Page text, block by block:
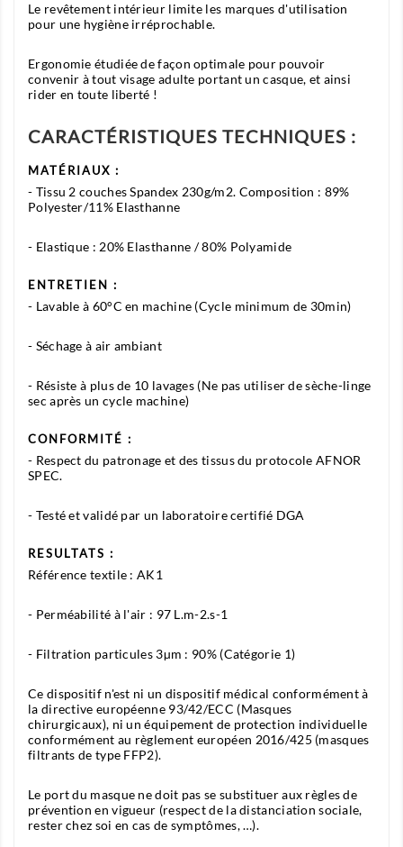
Le revêtement intérieur limite les marques d'utilisation
pour une hygiène irréprochable.
Ergonomie étudiée de façon optimale pour pouvoir
convenir à tout visage adulte portant un casque, et ainsi
rider en toute liberté !
CARACTÉRISTIQUES TECHNIQUES :
MATÉRIAUX :
- Tissu 2 couches Spandex 230g/m2. Composition : 89%
Polyester/11% Elasthanne
- Elastique : 20% Elasthanne / 80% Polyamide
ENTRETIEN :
- Lavable à 60°C en machine (Cycle minimum de 30min)
- Séchage à air ambiant
- Résiste à plus de 10 lavages (Ne pas utiliser de sèche-linge
sec après un cycle machine)
CONFORMITÉ :
- Respect du patronage et des tissus du protocole AFNOR
SPEC.
- Testé et validé par un laboratoire certifié DGA
RESULTATS :
Référence textile : AK1
- Perméabilité à l'air : 97 L.m-2.s-1
- Filtration particules 3µm : 90% (Catégorie 1)
Ce dispositif n'est ni un dispositif médical conformément à
la directive européenne 93/42/ECC (Masques
chirurgicaux), ni un équipement de protection individuelle
conformément au règlement européen 2016/425 (masques
filtrants de type FFP2).
Le port du masque ne doit pas se substituer aux règles de
prévention en vigueur (respect de la distanciation sociale,
rester chez soi en cas de symptômes, …).